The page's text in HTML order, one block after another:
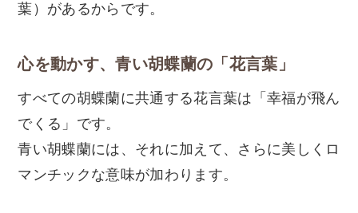
葉）があるからです。
心を動かす、青い胡蝶蘭の「花言葉」
すべての胡蝶蘭に共通する花言葉は「幸福が飛ん
でくる」です。
青い胡蝶蘭には、それに加えて、さらに美しくロ
マンチックな意味が加わります。